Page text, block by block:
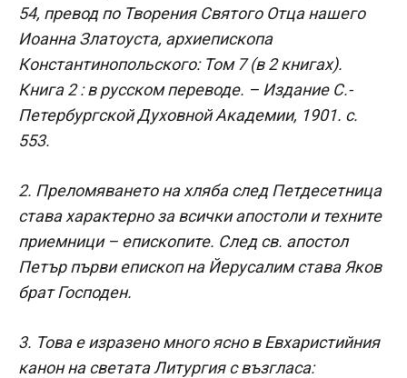
54, превод по Творения Святого Отца нашего
Иоанна Златоуста, архиепископа
Константинопольского: Том 7 (в 2 книгах).
Книга 2 : в русском переводе. – Издание С.-
Петербургской Духовной Академии, 1901. с.
553.
2. Преломяването на хляба след Петдесетница
става характерно за всички апостоли и техните
приемници – епископите. След св. апостол
Петър първи епископ на Йерусалим става Яков
брат Господен.
3. Това е изразено много ясно в Евхаристийния
канон на светата Литургия с възгласа: